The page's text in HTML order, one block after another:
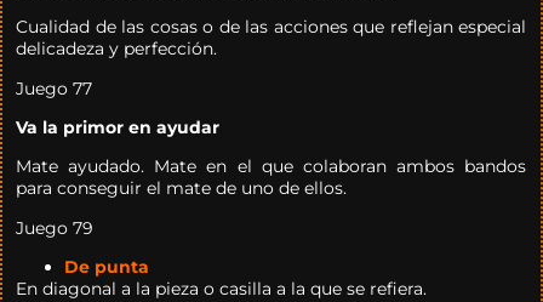
Cualidad de las cosas o de las acciones que reflejan especial
delicadeza y perfección.
Juego 77
Va la primor en ayudar
Mate ayudado. Mate en el que colaboran ambos bandos
para conseguir el mate de uno de ellos.
Juego 79
De punta
En diagonal a la pieza o casilla a la que se refiera.